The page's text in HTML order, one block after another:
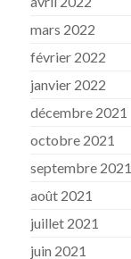
mars 2022
février 2022
janvier 2022
décembre 2021
octobre 2021
septembre 2021
août 2021
juillet 2021
juin 2021